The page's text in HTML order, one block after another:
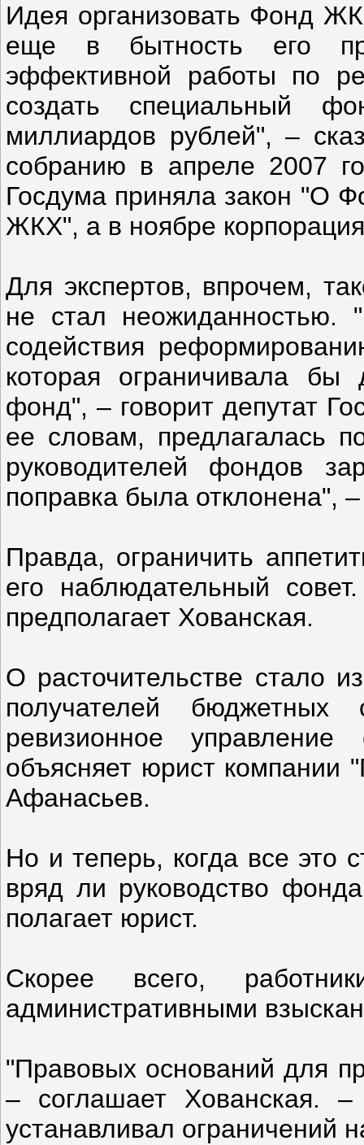
Идея организовать Фонд
еще в бытность его
эффективной работы по
создать специальный
миллиардов рублей", –
собранию в апреле 2007
Госдума приняла закон "О
ЖКХ", а в ноябре
Для экспертов, впрочем,
не стал неожиданностью.
содействия
которая ограничивала
фонд", – говорит депутат
ее словам, предлагалась
руководителей фондов
поправка была отклонена",
Правда, ограничить
его наблюдательный
предполагает Хованская.
О расточительстве стало
получателей бюджетных
ревизионное
объясняет юрист компании
Афанасьев.
Но и теперь, когда все это
вряд ли руководство
полагает юрист.
Скорее всего,
административными
"Правовых оснований для
– соглашает Хованская.
устанавливал ограничений